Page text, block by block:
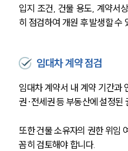
입지 조건, 건물 용도, 계약서
히 점검하여 개원 후 발생할 수
임대차 계약 점검
임대차 계약서 내 계약 기간과
권·전세권 등 부동산에 설정된
또한 건물 소유자의 권한 위임
꼼히 검토해야 합니다.